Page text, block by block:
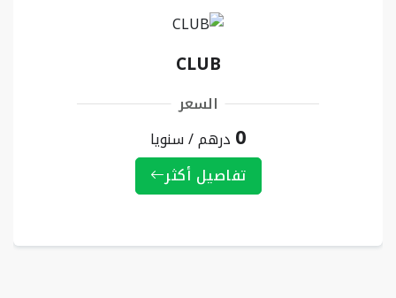
CLUB
السعر
0 درهم / سنويا
تفاصيل أكثر